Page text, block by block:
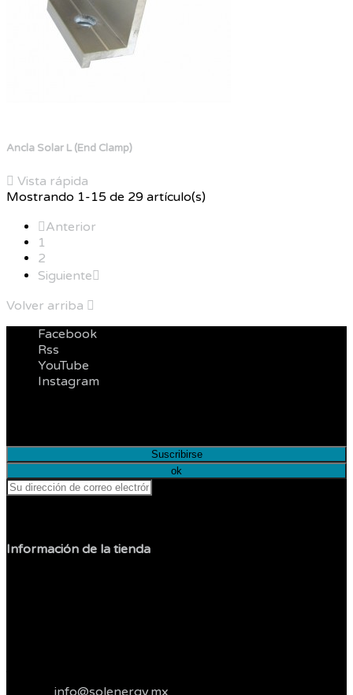
Ancla Solar L (End Clamp)
 Vista rápida
Mostrando 1-15 de 29 artículo(s)
Anterior
1
2
Siguiente
Volver arriba 
Facebook
Rss
YouTube
Instagram
Información de la tienda
info@solenergy.mx